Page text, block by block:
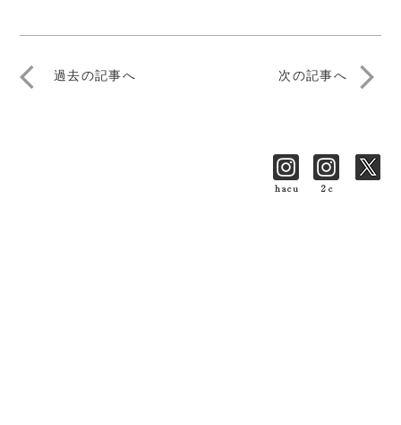
arrow_back_ios 過去の記事へ 次の記事へ arrow_forward_ios